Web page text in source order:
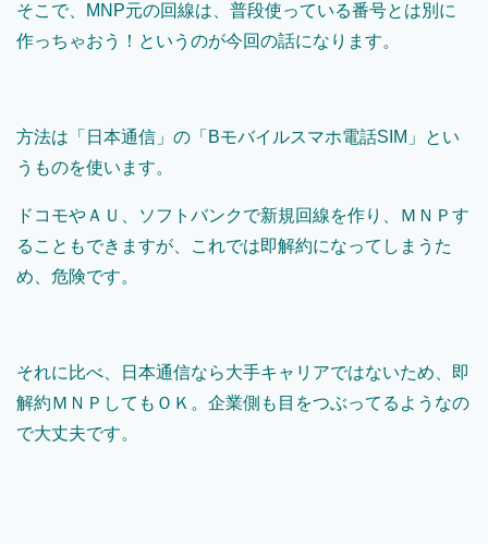
そこで、MNP元の回線は、普段使っている番号とは別に
作っちゃおう！というのが今回の話になります。
方法は「日本通信」の「Bモバイルスマホ電話SIM」とい
うものを使います。
ドコモやＡＵ、ソフトバンクで新規回線を作り、ＭＮＰす
ることもできますが、これでは即解約になってしまうた
め、危険です。
それに比べ、日本通信なら大手キャリアではないため、即
解約ＭＮＰしてもＯＫ。企業側も目をつぶってるようなの
で大丈夫です。